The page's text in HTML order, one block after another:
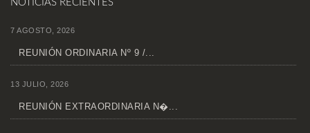
NOTICIAS RECIENTES
7 AGOSTO, 2026
REUNIÓN ORDINARIA Nº 9 /...
13 JULIO, 2026
REUNIÓN EXTRAORDINARIA N�...